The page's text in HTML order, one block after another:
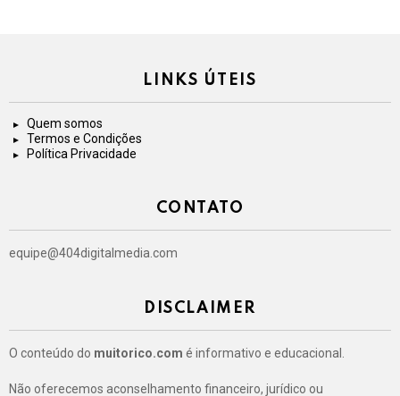
LINKS ÚTEIS
Quem somos
Termos e Condições
Política Privacidade
CONTATO
equipe@404digitalmedia.com
DISCLAIMER
O conteúdo do muitorico.com é informativo e educacional.
Não oferecemos aconselhamento financeiro, jurídico ou